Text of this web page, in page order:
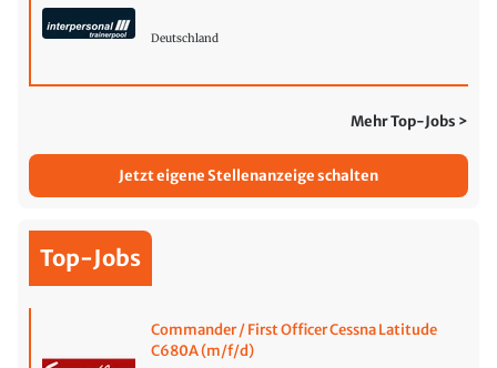
Deutschland
Mehr Top-Jobs >
Jetzt eigene Stellenanzeige schalten
Top-Jobs
Commander / First Officer Cessna Latitude
C680A (m/f/d)